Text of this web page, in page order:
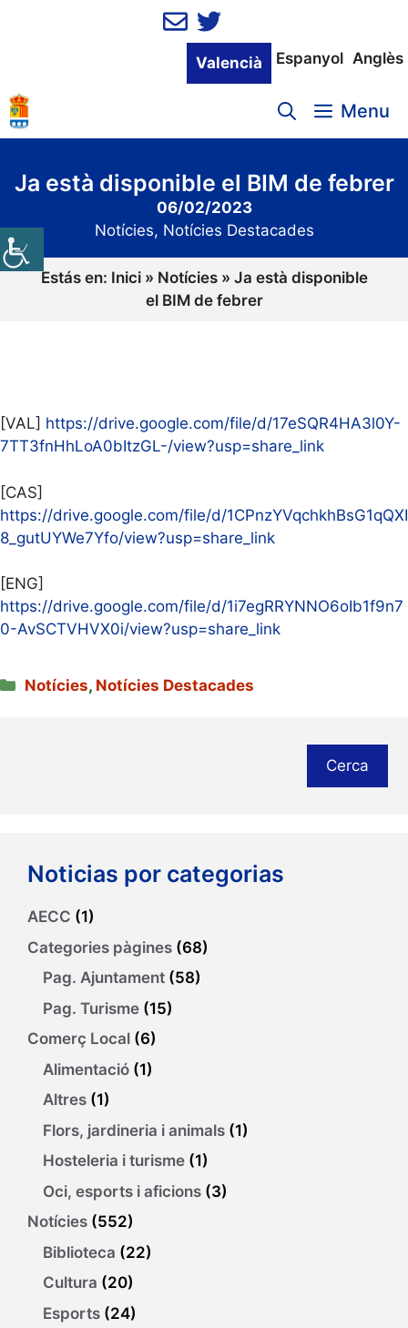
Valencià Espanyol Anglès
Menu
Ja està disponible el BIM de febrer
06/02/2023
Notícies, Notícies Destacades
Estás en: Inici» Notícies» Ja està disponible
el BIM de febrer
[VAL] https://drive.google.com/file/d/17eSQR4HA3l0Y-
7TT3fnHhLoA0bItzGL-/view?usp=share_link
[CAS]
https://drive.google.com/file/d/1CPnzYVqchkhBsG1qQXI
8_gutUYWe7Yfo/view?usp=share_link
[ENG]
https://drive.google.com/file/d/1i7egRRYNNO6oIb1f9n7
0-AvSCTVHVX0i/view?usp=share_link
Categories
Notícies, Notícies Destacades
Cerca
Noticias por categorias
AECC (1)
Categories pàgines (68)
Pag. Ajuntament (58)
Pag. Turisme (15)
Comerç Local (6)
Alimentació (1)
Altres (1)
Flors, jardineria i animals (1)
Hosteleria i turisme (1)
Oci, esports i aficions (3)
Notícies (552)
Biblioteca (22)
Cultura (20)
Esports (24)